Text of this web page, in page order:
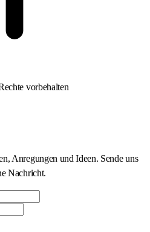
vorbehalten
Anregungen und Ideen. Sende uns
Nachricht.